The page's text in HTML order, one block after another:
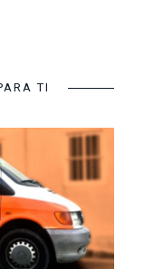
TI